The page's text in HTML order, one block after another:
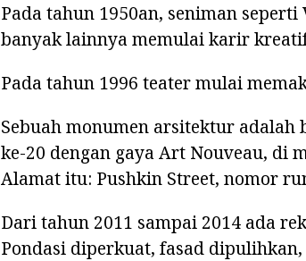
Pada tahun 1950an, seniman seperti
banyak lainnya memulai karir
Pada tahun 1996 teater mulai
Sebuah monumen arsitektur
ke-20 dengan gaya Art Nouveau, di
Alamat itu: Pushkin Street, nomor
Dari tahun 2011 sampai 2014 ada
Pondasi diperkuat, fasad